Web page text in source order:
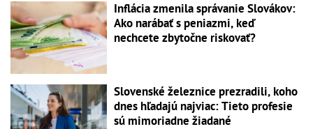
Inflácia zmenila správanie Slovákov:
Ako narábať s peniazmi, keď
nechcete zbytočne riskovať?
Slovenské železnice prezradili, koho
dnes hľadajú najviac: Tieto profesie
sú mimoriadne žiadané